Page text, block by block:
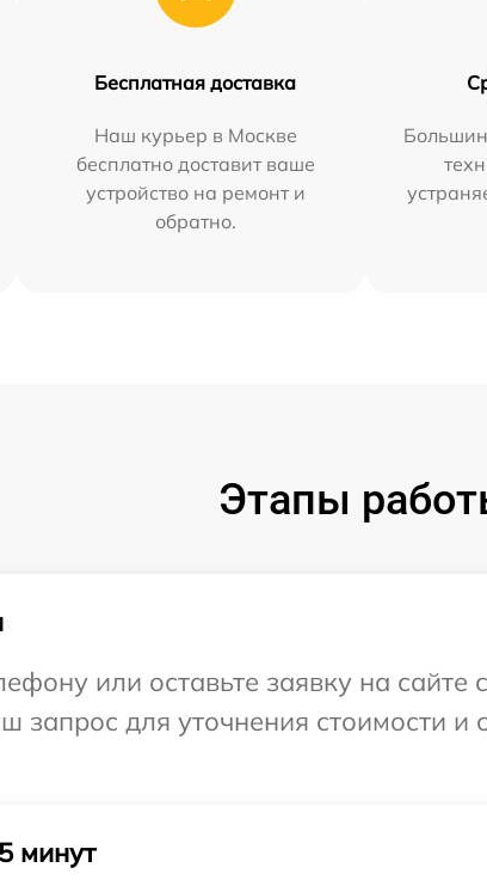
Бесплатная доставка
Наш курьер в Москве
бесплатно доставит ваше
устройство на ремонт и
обратно.
Этапы
или оставьте заявку на
запрос для уточнения стоимости и
минут